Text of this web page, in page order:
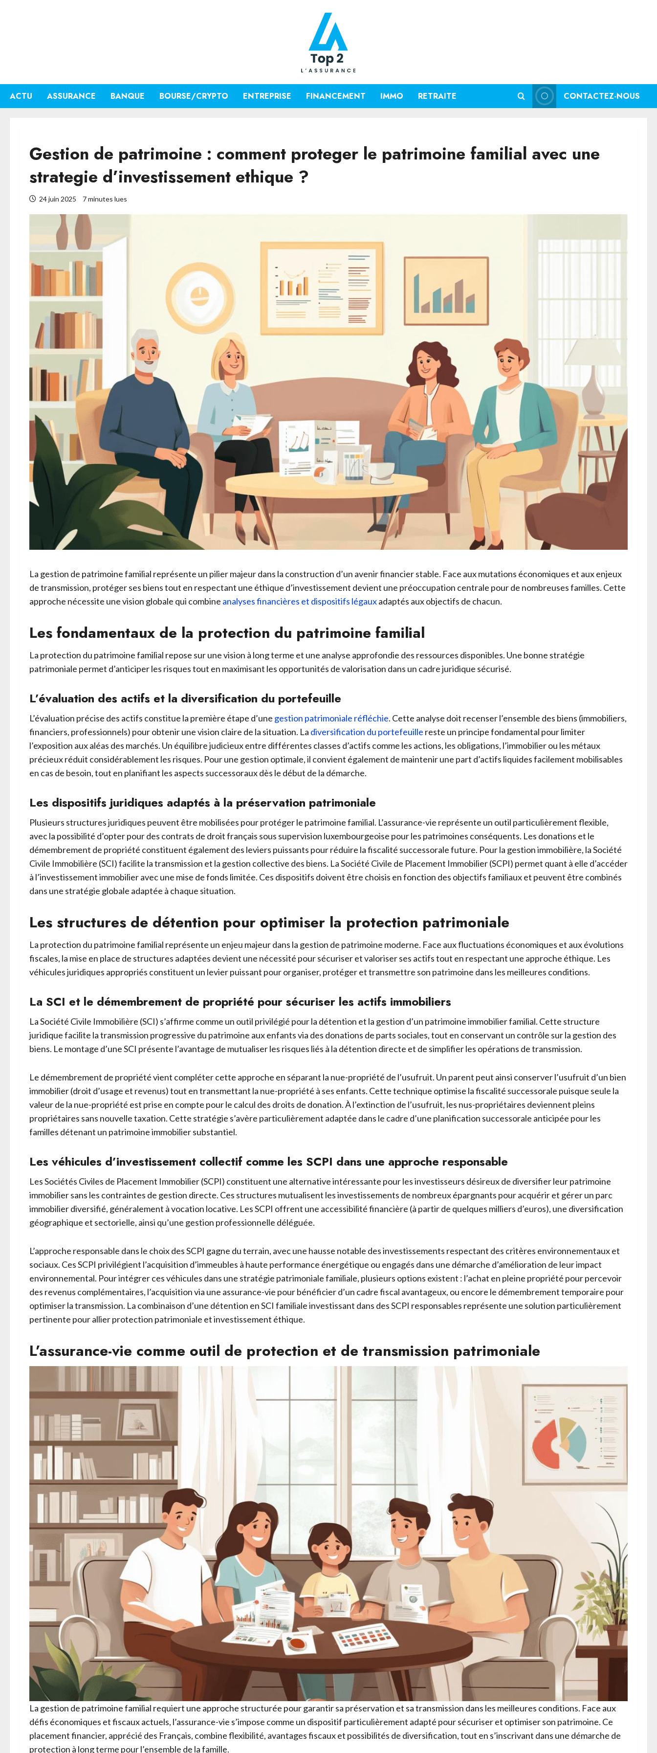
ACTU ASSURANCE BANQUE BOURSE/CRYPTO ENTREPRISE FINANCEMENT IMMO RETRAITE CONTACTEZ-NOUS
Gestion de patrimoine : comment proteger le patrimoine familial avec une
strategie d’investissement ethique ?
24 juin 2025 7 minutes lues
La gestion de patrimoine familial représente un pilier majeur dans la construction d’un avenir financier stable. Face aux mutations économiques et aux enjeux
de transmission, protéger ses biens tout en respectant une éthique d’investissement devient une préoccupation centrale pour de nombreuses familles. Cette
approche nécessite une vision globale qui combine analyses financières et dispositifs légauxadaptés aux objectifs de chacun.
Les fondamentaux de la protection du patrimoine familial
La protection du patrimoine familial repose sur une vision à long terme et une analyse approfondie des ressources disponibles. Une bonne stratégie
patrimoniale permet d’anticiper les risques tout en maximisant les opportunités de valorisation dans un cadre juridique sécurisé.
L’évaluation des actifs et la diversification du portefeuille
L’évaluation précise des actifs constitue la première étape d’une gestion patrimoniale réfléchie. Cette analyse doit recenser l’ensemble des biens (immobiliers,
financiers, professionnels) pour obtenir une vision claire de la situation. La diversification du portefeuille reste un principe fondamental pour limiter
l’exposition aux aléas des marchés. Un équilibre judicieux entre différentes classes d’actifs comme les actions, les obligations, l’immobilier ou les métaux
précieux réduit considérablement les risques. Pour une gestion optimale, il convient également de maintenir une part d’actifs liquides facilement mobilisables
en cas de besoin, tout en planifiant les aspects successoraux dès le début de la démarche.
Les dispositifs juridiques adaptés à la préservation patrimoniale
Plusieurs structures juridiques peuvent être mobilisées pour protéger le patrimoine familial. L’assurance-vie représente un outil particulièrement flexible,
avec la possibilité d’opter pour des contrats de droit français sous supervision luxembourgeoise pour les patrimoines conséquents. Les donations et le
démembrement de propriété constituent également des leviers puissants pour réduire la fiscalité successorale future. Pour la gestion immobilière, la Société
Civile Immobilière (SCI) facilite la transmission et la gestion collective des biens. La Société Civile de Placement Immobilier (SCPI) permet quant à elle d’accéder
à l’investissement immobilier avec une mise de fonds limitée. Ces dispositifs doivent être choisis en fonction des objectifs familiaux et peuvent être combinés
dans une stratégie globale adaptée à chaque situation.
Les structures de détention pour optimiser la protection patrimoniale
La protection du patrimoine familial représente un enjeu majeur dans la gestion de patrimoine moderne. Face aux fluctuations économiques et aux évolutions
fiscales, la mise en place de structures adaptées devient une nécessité pour sécuriser et valoriser ses actifs tout en respectant une approche éthique. Les
véhicules juridiques appropriés constituent un levier puissant pour organiser, protéger et transmettre son patrimoine dans les meilleures conditions.
La SCI et le démembrement de propriété pour sécuriser les actifs immobiliers
La Société Civile Immobilière (SCI) s’affirme comme un outil privilégié pour la détention et la gestion d’un patrimoine immobilier familial. Cette structure
juridique facilite la transmission progressive du patrimoine aux enfants via des donations de parts sociales, tout en conservant un contrôle sur la gestion des
biens. Le montage d’une SCI présente l’avantage de mutualiser les risques liés à la détention directe et de simplifier les opérations de transmission.
Le démembrement de propriété vient compléter cette approche en séparant la nue-propriété de l’usufruit. Un parent peut ainsi conserver l’usufruit d’un bien
immobilier (droit d’usage et revenus) tout en transmettant la nue-propriété à ses enfants. Cette technique optimise la fiscalité successorale puisque seule la
valeur de la nue-propriété est prise en compte pour le calcul des droits de donation. À l’extinction de l’usufruit, les nus-propriétaires deviennent pleins
propriétaires sans nouvelle taxation. Cette stratégie s’avère particulièrement adaptée dans le cadre d’une planification successorale anticipée pour les
familles détenant un patrimoine immobilier substantiel.
Les véhicules d’investissement collectif comme les SCPI dans une approche responsable
Les Sociétés Civiles de Placement Immobilier (SCPI) constituent une alternative intéressante pour les investisseurs désireux de diversifier leur patrimoine
immobilier sans les contraintes de gestion directe. Ces structures mutualisent les investissements de nombreux épargnants pour acquérir et gérer un parc
immobilier diversifié, généralement à vocation locative. Les SCPI offrent une accessibilité financière (à partir de quelques milliers d’euros), une diversification
géographique et sectorielle, ainsi qu’une gestion professionnelle déléguée.
L’approche responsable dans le choix des SCPI gagne du terrain, avec une hausse notable des investissements respectant des critères environnementaux et
sociaux. Ces SCPI privilégient l’acquisition d’immeubles à haute performance énergétique ou engagés dans une démarche d’amélioration de leur impact
environnemental. Pour intégrer ces véhicules dans une stratégie patrimoniale familiale, plusieurs options existent : l’achat en pleine propriété pour percevoir
des revenus complémentaires, l’acquisition via une assurance-vie pour bénéficier d’un cadre fiscal avantageux, ou encore le démembrement temporaire pour
optimiser la transmission. La combinaison d’une détention en SCI familiale investissant dans des SCPI responsables représente une solution particulièrement
pertinente pour allier protection patrimoniale et investissement éthique.
L’assurance-vie comme outil de protection et de transmission patrimoniale
La gestion de patrimoine familial requiert une approche structurée pour garantir sa préservation et sa transmission dans les meilleures conditions. Face aux
défis économiques et fiscaux actuels, l’assurance-vie s’impose comme un dispositif particulièrement adapté pour sécuriser et optimiser son patrimoine. Ce
placement financier, apprécié des Français, combine flexibilité, avantages fiscaux et possibilités de diversification, tout en s’inscrivant dans une démarche de
protection à long terme pour l’ensemble de la famille.